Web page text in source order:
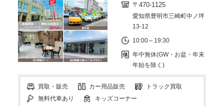
〒470-1125
愛知県豊明市三崎町中ノ坪
13-12
10:00～19:30
年中無休(GW・お盆・年末
年始を除く)
買取・販売 カー用品販売
トラック買取
無料代車あり
キッズコーナー